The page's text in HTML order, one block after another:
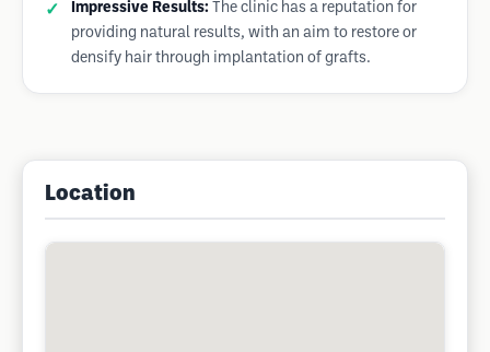
Impressive Results: The clinic has a reputation for
providing natural results, with an aim to restore or
densify hair through implantation of grafts.
Location